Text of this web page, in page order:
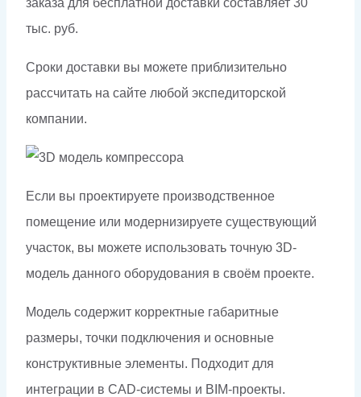
заказа для бесплатной доставки составляет 30
тыс. руб.
Сроки доставки вы можете приблизительно
рассчитать на сайте любой экспедиторской
компании.
Если вы проектируете производственное
помещение или модернизируете существующий
участок, вы можете использовать точную 3D-
модель данного оборудования в своём проекте.
Модель содержит корректные габаритные
размеры, точки подключения и основные
конструктивные элементы. Подходит для
интеграции в CAD-системы и BIM-проекты.